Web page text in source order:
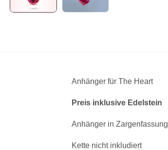
Anhänger für The Heart
Preis inklusive Edelstein
Anhänger in Zargenfassung
Kette nicht inkludiert